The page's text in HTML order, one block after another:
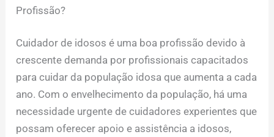
Profissão?
Cuidador de idosos é uma boa profissão devido à
crescente demanda por profissionais capacitados
para cuidar da população idosa que aumenta a cada
ano. Com o envelhecimento da população, há uma
necessidade urgente de cuidadores experientes que
possam oferecer apoio e assistência a idosos,